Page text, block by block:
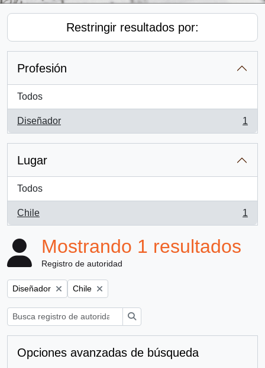
Restringir resultados por:
Profesión
Todos
Diseñador
, 1 resultados
1
Lugar
Todos
Chile
, 1 resultados
1
Mostrando 1 resultados
Registro de autoridad
Remove filter:
Diseñador Remove filter:
Chile
Opciones avanzadas de búsqueda